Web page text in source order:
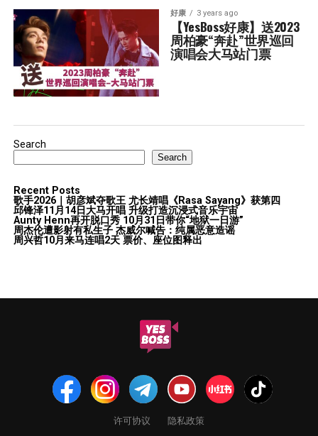
好康 3 years ago
【YesBoss好康】送2023
周柏豪“奔赴”世界巡回
演唱会大马站门票
Search
Search
Recent Posts
歌手2026｜胡彦斌夺歌王 尤长靖唱《Rasa Sayang》获第四
邱锋泽11月14日大马开唱 升级打造沉浸式音乐宇宙
Aunty Henn再开脱口秀 10月31日带你“地狱一日游”
周杰伦遭影射有私生子 杰威尔喊告：纯属恶意造谣
周兴哲10月来马连唱2天 票价、座位图释出
许可协议 隐私政策